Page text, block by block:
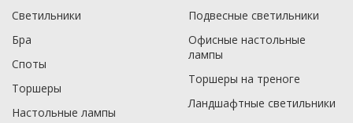
Светильники
Бра
Споты
Торшеры
Настольные лампы
Подвесные светильники
Офисные настольные
лампы
Торшеры на треноге
Ландшафтные светильники